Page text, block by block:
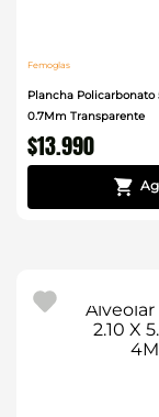
Femoglas
Plancha
0.7Mm Transparente
$13.990